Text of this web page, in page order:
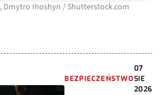
Dmytro Ihoshyn / Shutterstock.com
BEZPIECZEŃSTWO
07
SIE
2026